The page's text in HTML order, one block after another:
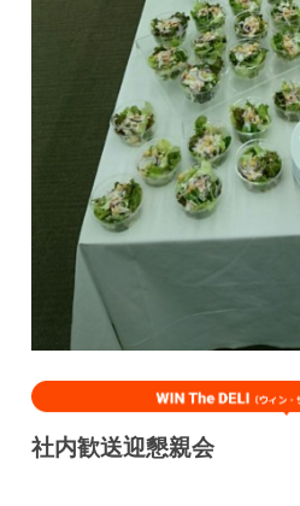
社内歓送迎懇親会